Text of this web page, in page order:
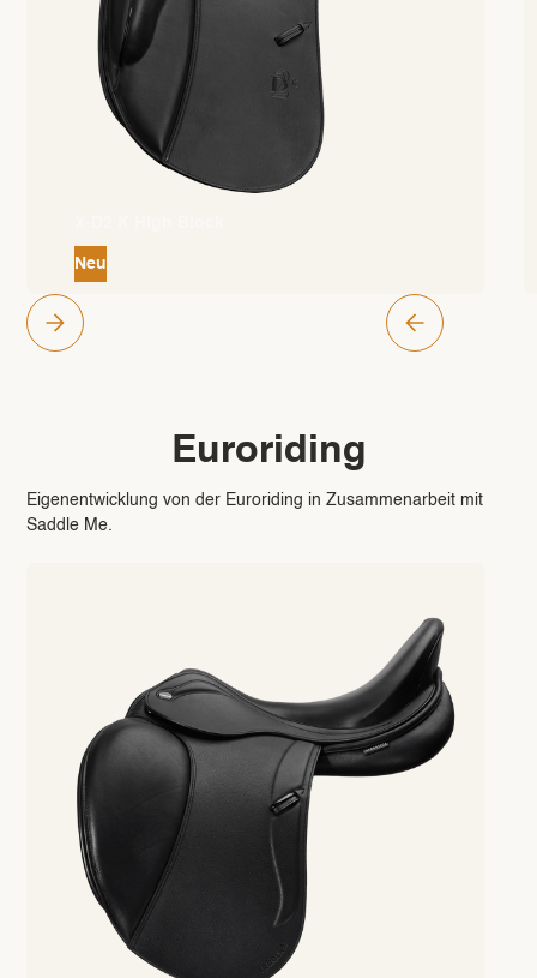
Neu
Euroriding
Eigenentwicklung von der Euroriding in Zusammenarbeit mit
Saddle Me.